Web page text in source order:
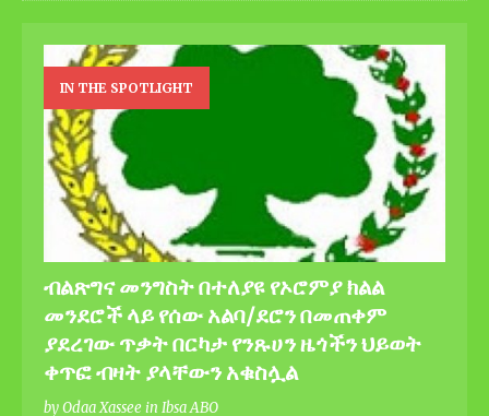
IN THE SPOTLIGHT
ብልጽግና መንግስት በተለያዩ የኦሮምያ ክልል
መንደሮች ላይ የሰው አልባ/ደሮን በመጠቀም
ያደረገው ጥቃት በርካታ የንጹሀን ዜጎችን ህይወት
ቀጥፎ ብዛት ያላቸውን አቁስሏል
by Odaa Xassee in Ibsa ABO